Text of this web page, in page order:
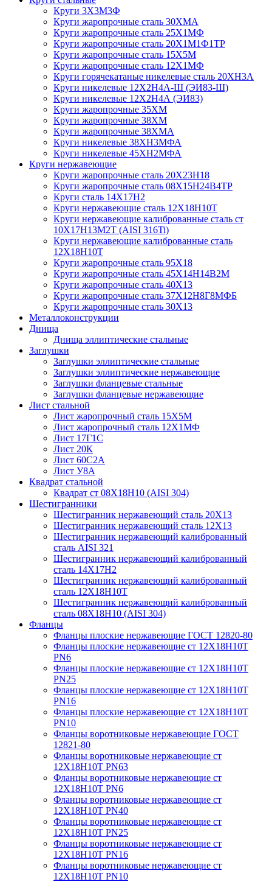
Круги 3Х3М3Ф
Круги жаропрочные сталь 30ХМА
Круги жаропрочные сталь 25Х1МФ
Круги жаропрочные сталь 20Х1М1Ф1ТР
Круги жаропрочные сталь 15Х5М
Круги жаропрочные сталь 12Х1МФ
Круги горячекатаные никелевые сталь 20ХН3А
Круги никелевые 12Х2Н4А-Ш (ЭИ83-Ш)
Круги никелевые 12Х2Н4А (ЭИ83)
Круги жаропрочные 35ХМ
Круги жаропрочные 38ХМ
Круги жаропрочные 38ХМА
Круги никелевые 38XH3MФА
Круги никелевые 45ХН2МФА
Круги нержавеющие
Круги жаропрочные сталь 20Х23Н18
Круги жаропрочные сталь 08Х15Н24В4ТР
Круги сталь 14Х17Н2
Круги нержавеющие сталь 12Х18Н10Т
Круги нержавеющие калиброванные сталь ст
10Х17Н13М2Т (AISI 316Ti)
Круги нержавеющие калиброванные сталь
12Х18Н10Т
Круги жаропрочные сталь 95Х18
Круги жаропрочные сталь 45Х14Н14В2М
Круги жаропрочные сталь 40Х13
Круги жаропрочные сталь 37Х12Н8Г8МФБ
Круги жаропрочные сталь 30Х13
Металлоконструкции
Днища
Днища эллиптические стальные
Заглушки
Заглушки эллиптические стальные
Заглушки эллиптические нержавеющие
Заглушки фланцевые стальные
Заглушки фланцевые нержавеющие
Лист стальной
Лист жаропрочный сталь 15Х5М
Лист жаропрочный сталь 12Х1МФ
Лист 17Г1С
Лист 20К
Лист 60С2А
Лист У8А
Квадрат стальной
Квадрат ст 08Х18Н10 (AISI 304)
Шестигранники
Шестигранник нержавеющий сталь 20Х13
Шестигранник нержавеющий сталь 12Х13
Шестигранник нержавеющий калиброванный
сталь AISI 321
Шестигранник нержавеющий калиброванный
сталь 14Х17Н2
Шестигранник нержавеющий калиброванный
сталь 12Х18Н10Т
Шестигранник нержавеющий калиброванный
сталь 08Х18Н10 (AISI 304)
Фланцы
Фланцы плоские нержавеющие ГОСТ 12820-80
Фланцы плоские нержавеющие ст 12Х18Н10Т
PN6
Фланцы плоские нержавеющие ст 12Х18Н10Т
PN25
Фланцы плоские нержавеющие ст 12Х18Н10Т
PN16
Фланцы плоские нержавеющие ст 12Х18Н10Т
PN10
Фланцы воротниковые нержавеющие ГОСТ
12821-80
Фланцы воротниковые нержавеющие ст
12Х18Н10Т PN63
Фланцы воротниковые нержавеющие ст
12Х18Н10Т PN6
Фланцы воротниковые нержавеющие ст
12Х18Н10Т PN40
Фланцы воротниковые нержавеющие ст
12Х18Н10Т PN25
Фланцы воротниковые нержавеющие ст
12Х18Н10Т PN16
Фланцы воротниковые нержавеющие ст
12Х18Н10Т PN10